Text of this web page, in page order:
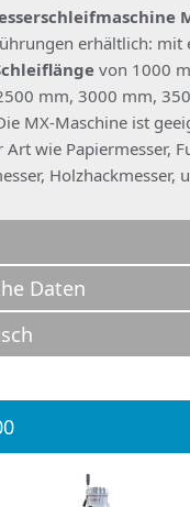
erhältlich: mit
von 1000
mm, 3000 mm,
MX-Maschine ist
Art wie Papiermesser,
Holzhackmesser,
Daten